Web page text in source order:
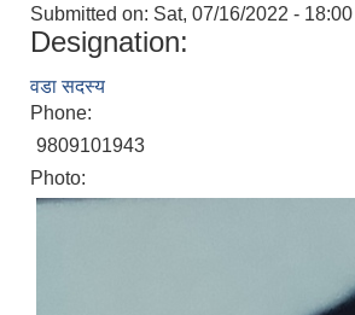
Submitted on: Sat, 07/16/2022 - 18:00
Designation:
वडा सदस्य
Phone:
9809101943
Photo: